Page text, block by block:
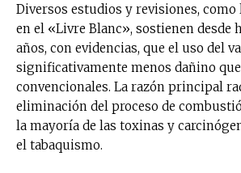
Diversos estudios y revisiones, como
en el «Livre Blanc», sostienen desde
años, con evidencias, que el uso del
significativamente menos dañino
convencionales. La razón principal
eliminación del proceso de
la mayoría de las toxinas y
el tabaquismo.